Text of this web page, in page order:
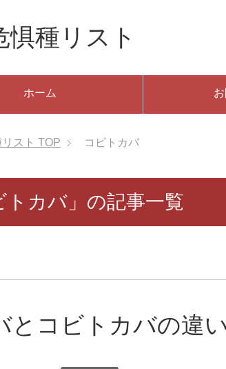
惧種リスト
ホーム
スト TOP コビトカバ
トカバ」の記事一覧
とコビトカバの違